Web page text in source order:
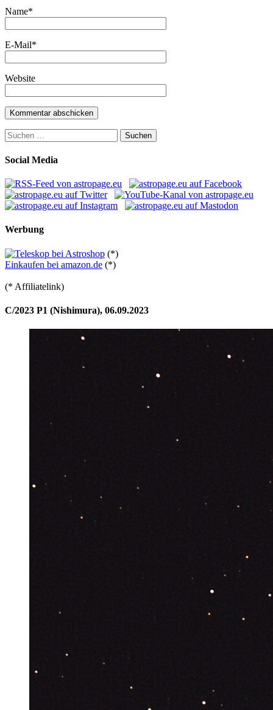
Name*
E-Mail*
Website
Suchen
nach:
Social Media
Werbung
(*)
Einkaufen bei amazon.de (*)
(* Affiliatelink)
C/2023 P1 (Nishimura), 06.09.2023